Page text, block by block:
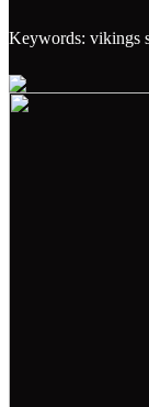
Keywords: vikings